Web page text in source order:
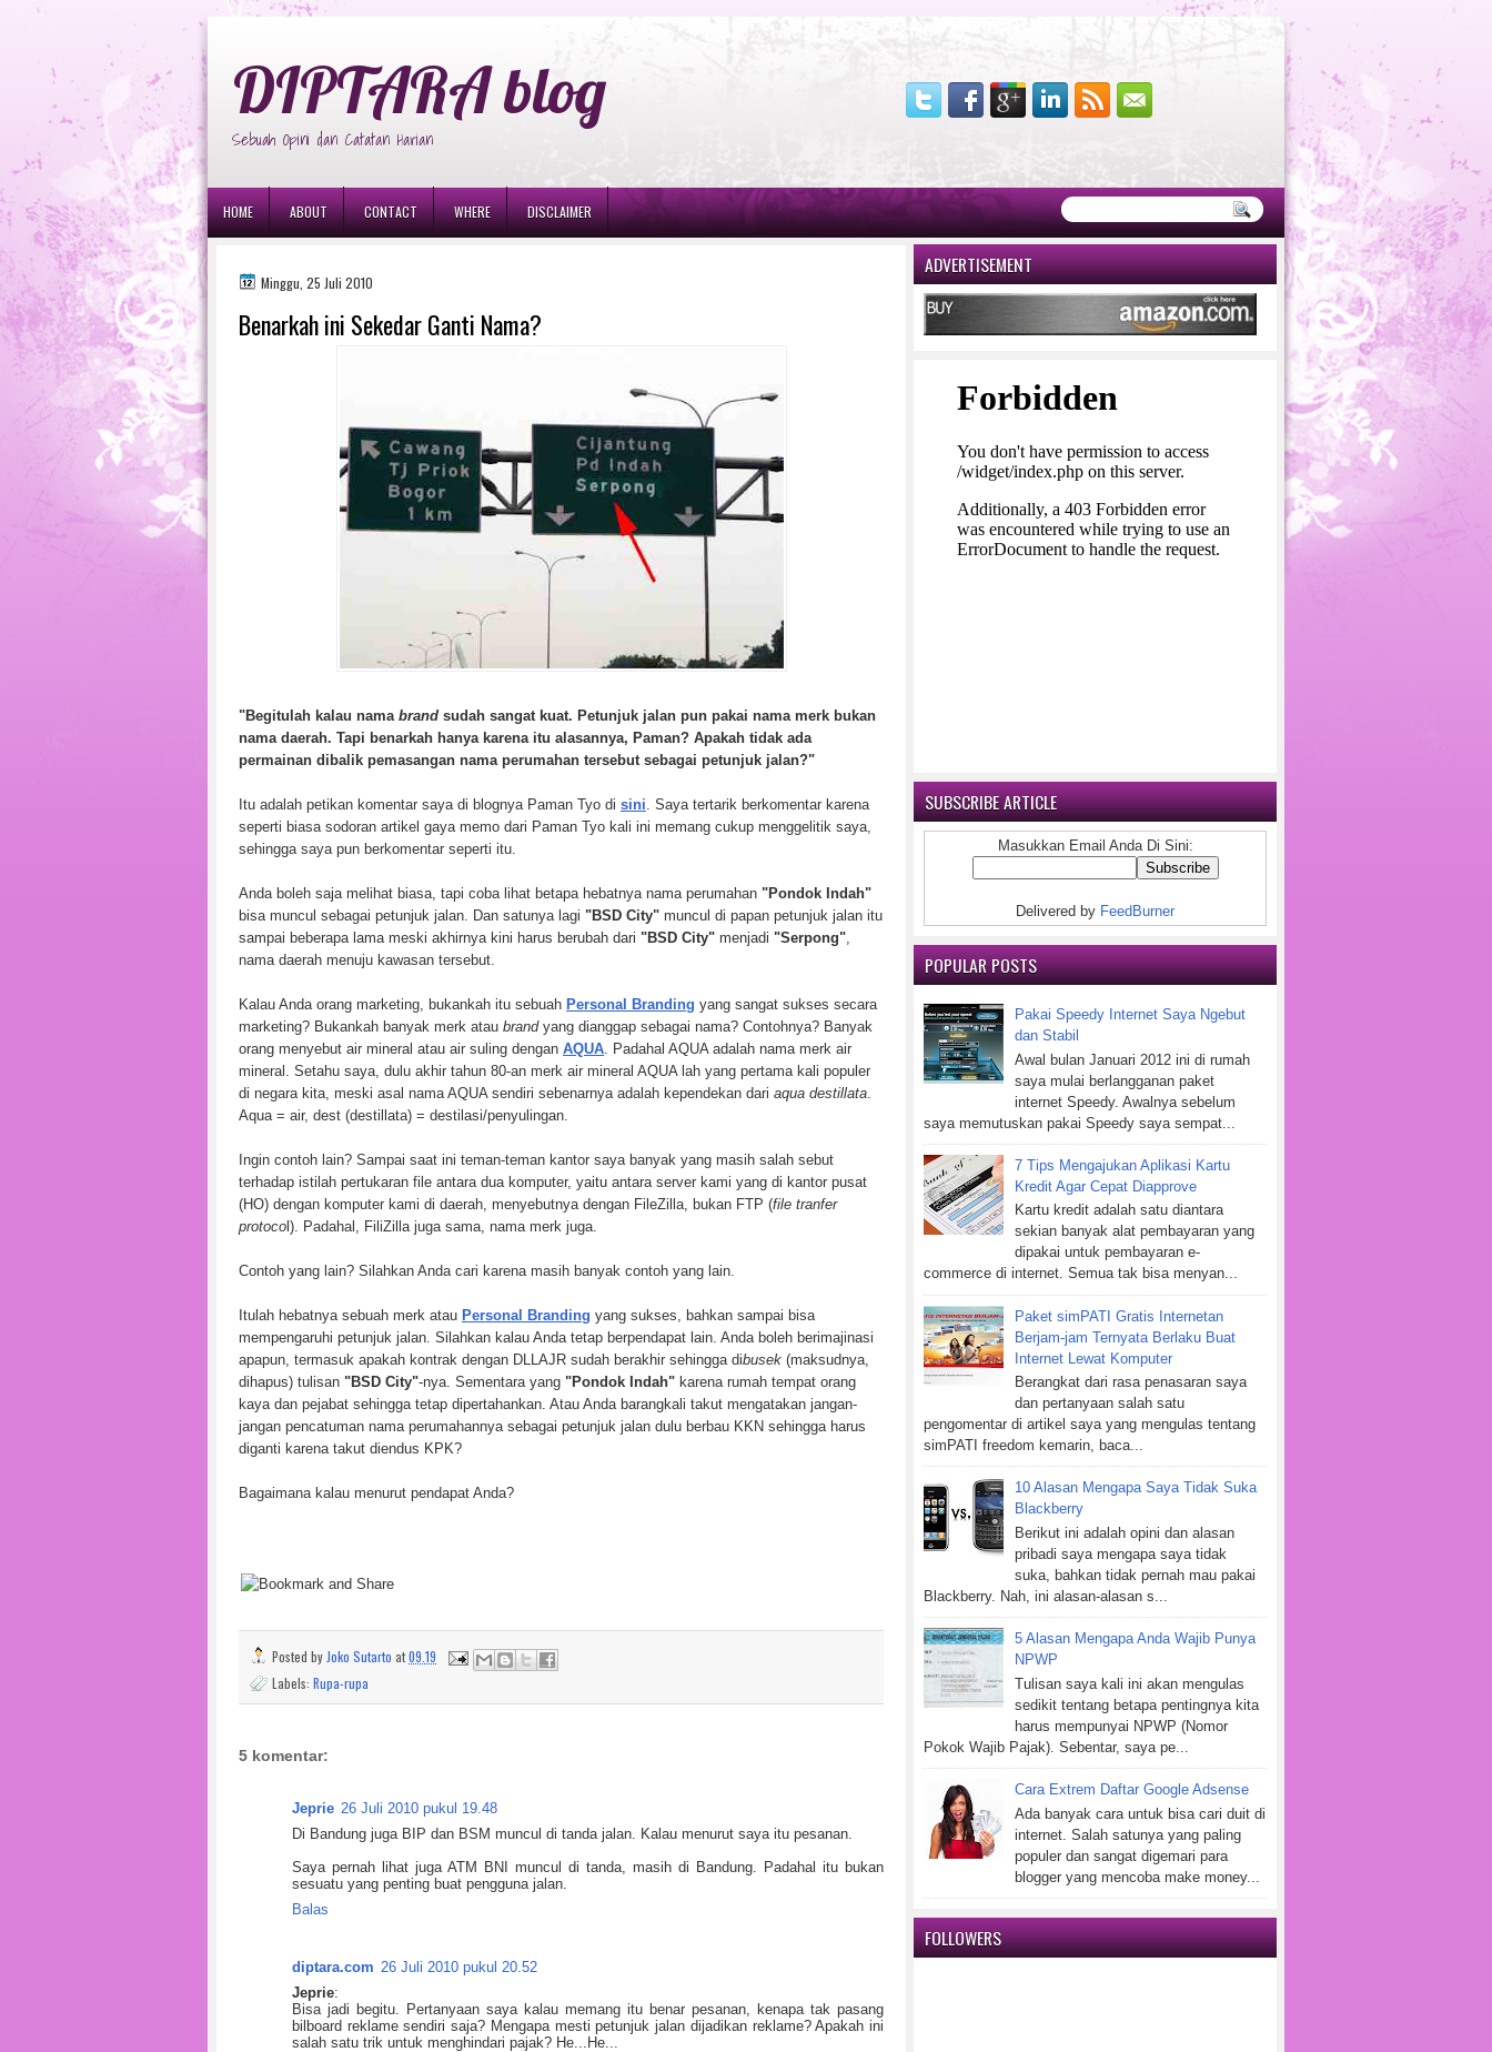
DIPTARA blog
Sebuah Opini dan Catatan Harian
HOME ABOUT CONTACT WHERE DISCLAIMER
Minggu, 25 Juli 2010
Benarkah ini Sekedar Ganti Nama?
"Begitulah kalau nama brand sudah sangat kuat. Petunjuk jalan pun pakai nama merk bukan
nama daerah. Tapi benarkah hanya karena itu alasannya, Paman? Apakah tidak ada
permainan dibalik pemasangan nama perumahan tersebut sebagai petunjuk jalan?"
Itu adalah petikan komentar saya di blognya Paman Tyo di sini . Saya tertarik berkomentar karena
seperti biasa sodoran artikel gaya memo dari Paman Tyo kali ini memang cukup menggelitik saya,
sehingga saya pun berkomentar seperti itu.
Anda boleh saja melihat biasa, tapi coba lihat betapa hebatnya nama perumahan "Pondok Indah"
bisa muncul sebagai petunjuk jalan. Dan satunya lagi "BSD City" muncul di papan petunjuk jalan itu
sampai beberapa lama meski akhirnya kini harus berubah dari "BSD City" menjadi "Serpong"
nama daerah menuju kawasan tersebut.
Kalau Anda orang marketing, bukankah itu sebuah Personal Branding yang sangat sukses secara
marketing? Bukankah banyak merk atau brandyang dianggap sebagai nama? Contohnya? Banyak
orang menyebut air mineral atau air suling dengan AQUA . Padahal AQUA adalah nama merk air
mineral. Setahu saya, dulu akhir tahun 80-an merk air mineral AQUA lah yang pertama kali populer
di negara kita, meski asal nama AQUA sendiri sebenarnya adalah kependekan dari aqua destillata
Aqua = air, dest (destillata) = destilasi/penyulingan.
Ingin contoh lain? Sampai saat ini teman-teman kantor saya banyak yang masih salah sebut
terhadap istilah pertukaran file antara dua komputer, yaitu antara server kami yang di kantor pusat
(HO) dengan komputer kami di daerah, menyebutnya dengan FileZilla, bukan FTP (file tranfer
protocol). Padahal, FiliZilla juga sama, nama merk juga.
Contoh yang lain? Silahkan Anda cari karena masih banyak contoh yang lain.
Itulah hebatnya sebuah merk atau Personal Branding yang sukses, bahkan sampai bisa
mempengaruhi petunjuk jalan. Silahkan kalau Anda tetap berpendapat lain. Anda boleh berimajinasi
apapun, termasuk apakah kontrak dengan DLLAJR sudah berakhir sehingga dibusek (maksudnya,
dihapus) tulisan "BSD City"-nya. Sementara yang "Pondok Indah" karena rumah tempat orang
kaya dan pejabat sehingga tetap dipertahankan. Atau Anda barangkali takut mengatakan jangan-
jangan pencatuman nama perumahannya sebagai petunjuk jalan dulu berbau KKN sehingga harus
diganti karena takut diendus KPK?
Bagaimana kalau menurut pendapat Anda?
Posted by Joko Sutarto at09.19
Labels: Rupa-rupa
5 komentar:
Jeprie 26 Juli 2010 pukul 19.48
Di Bandung juga BIP dan BSM muncul di tanda jalan. Kalau menurut saya itu pesanan.
Saya pernah lihat juga ATM BNI muncul di tanda, masih di Bandung. Padahal itu bukan
sesuatu yang penting buat pengguna jalan.
Balas
diptara.com 26 Juli 2010 pukul 20.52
Jeprie:
Bisa jadi begitu. Pertanyaan saya kalau memang itu benar pesanan, kenapa tak pasang
bilboard reklame sendiri saja? Mengapa mesti petunjuk jalan dijadikan reklame? Apakah ini
salah satu trik untuk menghindari pajak? He...He...
ADVERTISEMENT
SUBSCRIBE ARTICLE
Masukkan Email Anda Di Sini:
Delivered by FeedBurner
POPULAR POSTS
Pakai Speedy Internet Saya Ngebut
dan Stabil
Awal bulan Januari 2012 ini di rumah
saya mulai berlangganan paket
internet Speedy. Awalnya sebelum
saya memutuskan pakai Speedy saya sempat...
7 Tips Mengajukan Aplikasi Kartu
Kredit Agar Cepat Diapprove
Kartu kredit adalah satu diantara
sekian banyak alat pembayaran yang
dipakai untuk pembayaran e-
commerce di internet. Semua tak bisa menyan...
Paket simPATI Gratis Internetan
Berjam-jam Ternyata Berlaku Buat
Internet Lewat Komputer
Berangkat dari rasa penasaran saya
dan pertanyaan salah satu
pengomentar di artikel saya yang mengulas tentang
simPATI freedom kemarin, baca...
10 Alasan Mengapa Saya Tidak Suka
Blackberry
Berikut ini adalah opini dan alasan
pribadi saya mengapa saya tidak
suka, bahkan tidak pernah mau pakai
Blackberry. Nah, ini alasan-alasan s...
5 Alasan Mengapa Anda Wajib Punya
NPWP
Tulisan saya kali ini akan mengulas
sedikit tentang betapa pentingnya kita
harus mempunyai NPWP (Nomor
Pokok Wajib Pajak). Sebentar, saya pe...
Cara Extrem Daftar Google Adsense
Ada banyak cara untuk bisa cari duit di
internet. Salah satunya yang paling
populer dan sangat digemari para
blogger yang mencoba make money...
FOLLOWERS